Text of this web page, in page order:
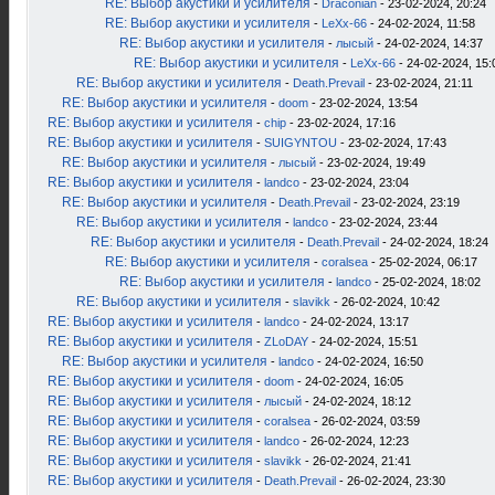
RE: Выбор акустики и усилителя - Draconian - 23-02-2024, 20:24
RE: Выбор акустики и усилителя - LeXx-66 - 24-02-2024, 11:58
RE: Выбор акустики и усилителя - лысый - 24-02-2024, 14:37
RE: Выбор акустики и усилителя - LeXx-66 - 24-02-2024,
RE: Выбор акустики и усилителя - Death.Prevail - 23-02-2024, 21:11
RE: Выбор акустики и усилителя - doom - 23-02-2024, 13:54
RE: Выбор акустики и усилителя - chip - 23-02-2024, 17:16
RE: Выбор акустики и усилителя - SUIGYNTOU - 23-02-2024, 17:43
RE: Выбор акустики и усилителя - лысый - 23-02-2024, 19:49
RE: Выбор акустики и усилителя - landco - 23-02-2024, 23:04
RE: Выбор акустики и усилителя - Death.Prevail - 23-02-2024, 23:19
RE: Выбор акустики и усилителя - landco - 23-02-2024, 23:44
RE: Выбор акустики и усилителя - Death.Prevail - 24-02-2024, 18:24
RE: Выбор акустики и усилителя - coralsea - 25-02-2024, 06:17
RE: Выбор акустики и усилителя - landco - 25-02-2024, 18:02
RE: Выбор акустики и усилителя - slavikk - 26-02-2024, 10:42
RE: Выбор акустики и усилителя - landco - 24-02-2024, 13:17
RE: Выбор акустики и усилителя - ZLoDAY - 24-02-2024, 15:51
RE: Выбор акустики и усилителя - landco - 24-02-2024, 16:50
RE: Выбор акустики и усилителя - doom - 24-02-2024, 16:05
RE: Выбор акустики и усилителя - лысый - 24-02-2024, 18:12
RE: Выбор акустики и усилителя - coralsea - 26-02-2024, 03:59
RE: Выбор акустики и усилителя - landco - 26-02-2024, 12:23
RE: Выбор акустики и усилителя - slavikk - 26-02-2024, 21:41
RE: Выбор акустики и усилителя - Death.Prevail - 26-02-2024, 23:30